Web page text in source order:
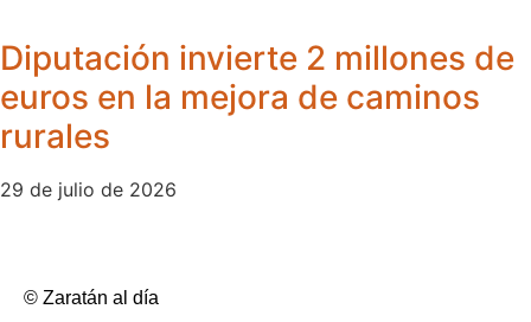
Diputación invierte 2 millones de
euros en la mejora de caminos
rurales
29 de julio de 2026
© Zaratán al día